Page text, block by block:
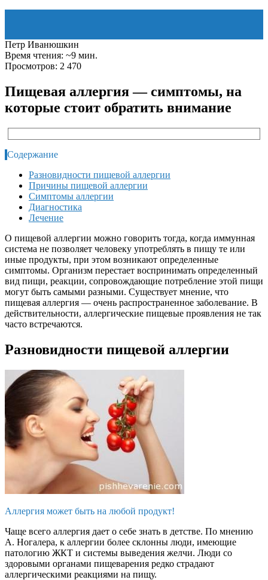
Петр Иванюшкин
Время чтения: ~9 мин.
Просмотров: 2 470
Пищевая аллергия — симптомы, на
которые стоит обратить внимание
Содержание
Разновидности пищевой аллергии
Причины пищевой аллергии
Симптомы аллергии
Диагностика
Лечение
О пищевой аллергии можно говорить тогда, когда иммунная
система не позволяет человеку употреблять в пищу те или
иные продукты, при этом возникают определенные
симптомы. Организм перестает воспринимать определенный
вид пищи, реакции, сопровождающие потребление этой пищи
могут быть самыми разными. Существует мнение, что
пищевая аллергия — очень распространенное заболевание. В
действительности, аллергические пищевые проявления не так
часто встречаются.
Разновидности пищевой аллергии
Аллергия может быть на любой продукт!
Чаще всего аллергия дает о себе знать в детстве. По мнению
А. Ногалера, к аллергии более склонны люди, имеющие
патологию ЖКТ и системы выведения желчи. Люди со
здоровыми органами пищеварения редко страдают
аллергическими реакциями на пищу.